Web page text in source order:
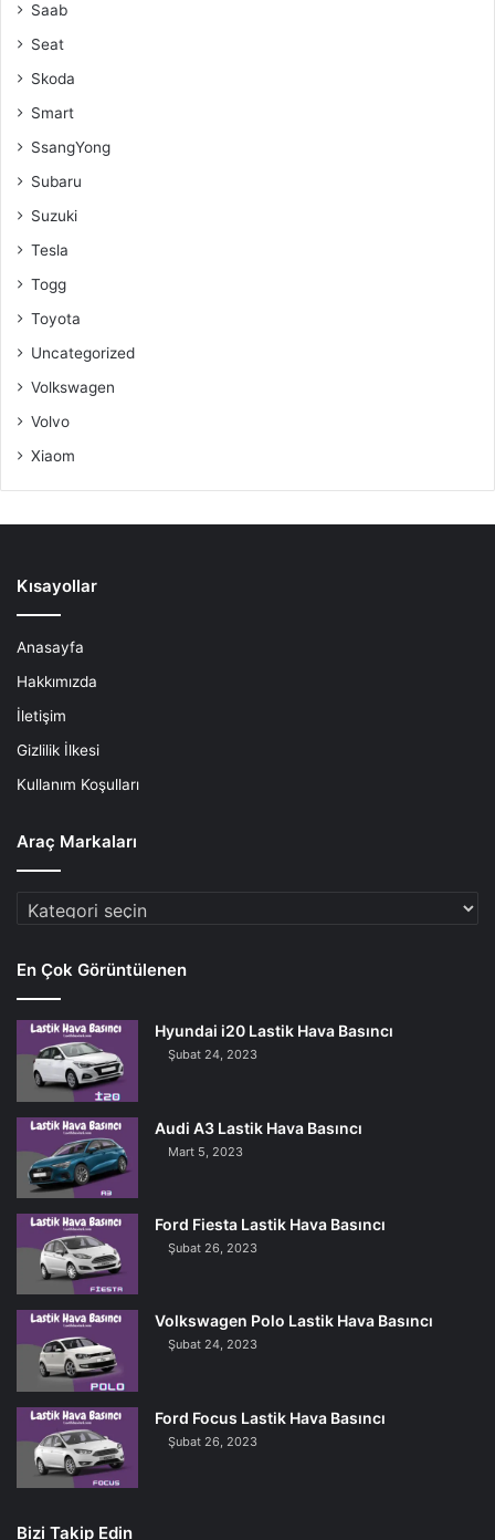
Saab
Seat
Skoda
Smart
SsangYong
Subaru
Suzuki
Tesla
Togg
Toyota
Uncategorized
Volkswagen
Volvo
Xiaom
Kısayollar
Anasayfa
Hakkımızda
İletişim
Gizlilik İlkesi
Kullanım Koşulları
Araç Markaları
Araç
En Çok Görüntülenen
Hyundai i20 Lastik Hava Basıncı
Şubat 24, 2023
Audi A3 Lastik Hava Basıncı
Mart 5, 2023
Ford Fiesta Lastik Hava Basıncı
Şubat 26, 2023
Volkswagen Polo Lastik Hava Basıncı
Şubat 24, 2023
Ford Focus Lastik Hava Basıncı
Şubat 26, 2023
Bizi Takip Edin